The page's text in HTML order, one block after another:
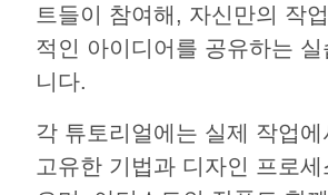
트들이 참여해, 자신만의 작
적인 아이디어를 공유하는 실
니다.
각 튜토리얼에는 실제 작업
고유한 기법과 디자인 프로